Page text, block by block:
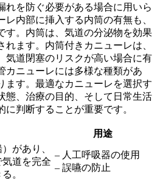
れを防ぐ必要がある場合に用いら
内部に挿入する内筒の有無も、
す。内筒は、気道の分泌物を効果
ます。内筒付きカニューレは、
気道閉塞のリスクが高い場合に有
カニューレには多様な種類があ
ます。最適なカニューレを選択す
態、治療の目的、そして日常生活
判断することが重要です。
用途
があり、
道を完全
。
– 人工呼吸器の使用
– 誤嚥の防止